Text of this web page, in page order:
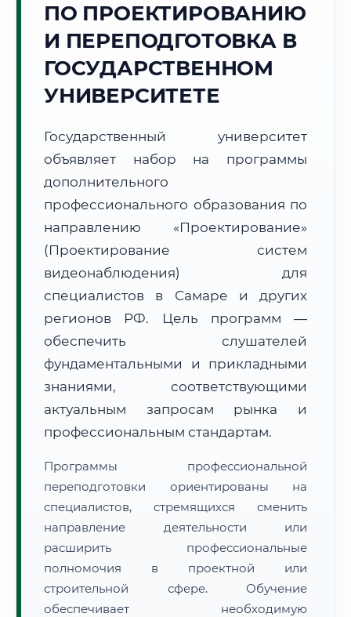
2026 г.
Погода в г. Самара:🌤️ +25°C ,Преимущественно ясно
🌅 Восход: 05:04 🌇 Закат:20:25
Субъект:
Самарская область
Часовой пояс:
Формат учебы:
Дистанционно
🗺️ Зона обслуживания: г. Самара
• Маршрут транзита:~2 127 км
📜 Документы и аккредитация ФИС ФРДО
🔍Нажмите на документ для увеличения и просмотра
ПО ПРОЕКТИРОВАНИЮ
И ПЕРЕПОДГОТОВКА В
ГОСУДАРСТВЕННОМ
УНИВЕРСИТЕТЕ
Государственный университет
объявляет набор на программы
дополнительного
профессионального образования по
направлению «Проектирование»
(Проектирование систем
видеонаблюдения) для
специалистов в Самаре и других
регионов РФ. Цель программ —
обеспечить слушателей
фундаментальными и прикладными
знаниями, соответствующими
актуальным запросам рынка и
профессиональным стандартам.
Программы профессиональной
переподготовки ориентированы на
специалистов, стремящихся сменить
направление деятельности или
расширить профессиональные
полномочия в проектной или
строительной сфере. Обучение
обеспечивает необходимую